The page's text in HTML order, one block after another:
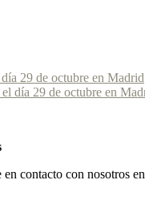
29 de octubre en Madrid
contacto con nosotros en